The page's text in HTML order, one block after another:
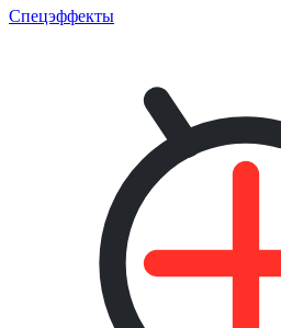
Спецэффекты